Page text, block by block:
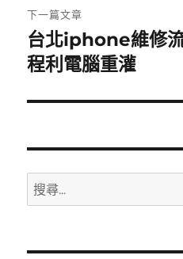
章:
下一篇文章
下
一
文
台北iphone維修
程利電腦重灌
搜
尋
鍵